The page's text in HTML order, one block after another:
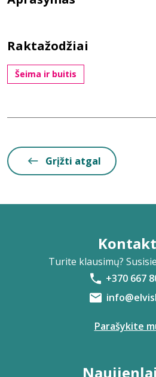
Raktažodžiai
Šeima ir buitis
Grįžti atgal
Turite klausimų?
+370 667
Parašykite